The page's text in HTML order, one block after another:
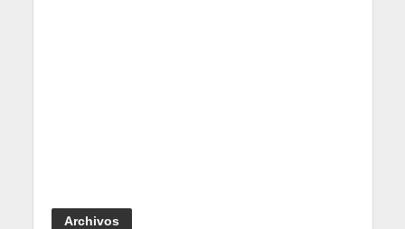
Archivos